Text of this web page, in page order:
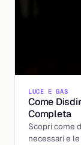
LUCE E GAS
Come
Completa
Scopri come
necessari e